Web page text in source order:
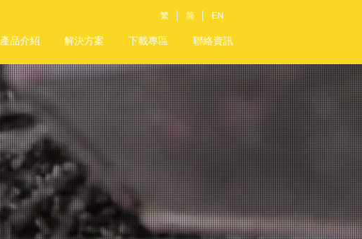
繁 简 EN
產品介紹 解決方案 下載專區 聯絡資訊